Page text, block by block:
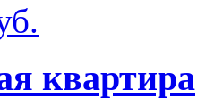
квартира